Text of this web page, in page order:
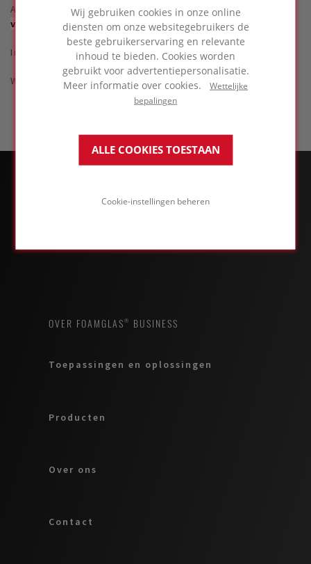
Wij gebruiken cookies in onze online
diensten om onze websitegebruikers de
beste gebruikerservaring en relevante
inhoud te bieden. Cookies worden
gebruikt voor advertentiepersonalisatie.
Meer informatie over cookies. Wettelijke
bepalingen
ALLE COOKIES TOESTAAN
Cookie-instellingen beheren
Avondsessie van18u30 tem 21u30, deuren open
vanaf 17u30
Inschrijven kan hieronder.
We kijken alvast uit naar uw deelname !
OVER FOAMGLAS® BUSINESS
Toepassingen en oplossingen
Producten
Over ons
Contact